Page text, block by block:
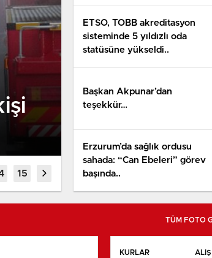
Pardeli
ETSO, TOBB akreditasyon
sisteminde 5 yıldızlı oda
statüsüne yükseldi..
Başkan Akpunar’dan
teşekkür…
Erzurum’da sağlık ordusu
sahada: “Can Ebeleri” görev
başında..
TÜM FOTO
KURLAR ALIŞ